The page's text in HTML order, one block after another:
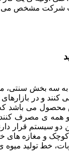
شرکت مشخص می
به سه بخش
کنند و در
می باشد که
ی مصرف
دو سیستم قرار
و مغازه های
خط تولید